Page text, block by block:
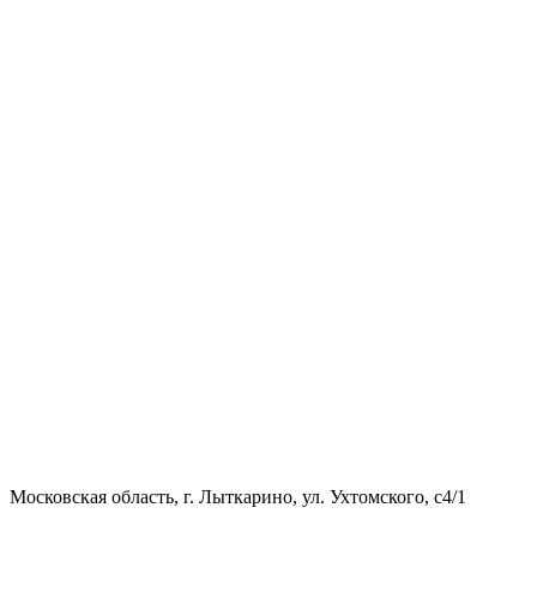
Московская область, г. Лыткарино, ул. Ухтомского, с4/1